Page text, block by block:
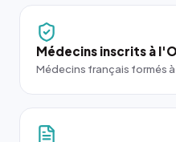
Médecins inscrits à
Médecins français formés